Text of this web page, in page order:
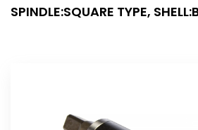
SPINDLE:SQUARE TYPE,